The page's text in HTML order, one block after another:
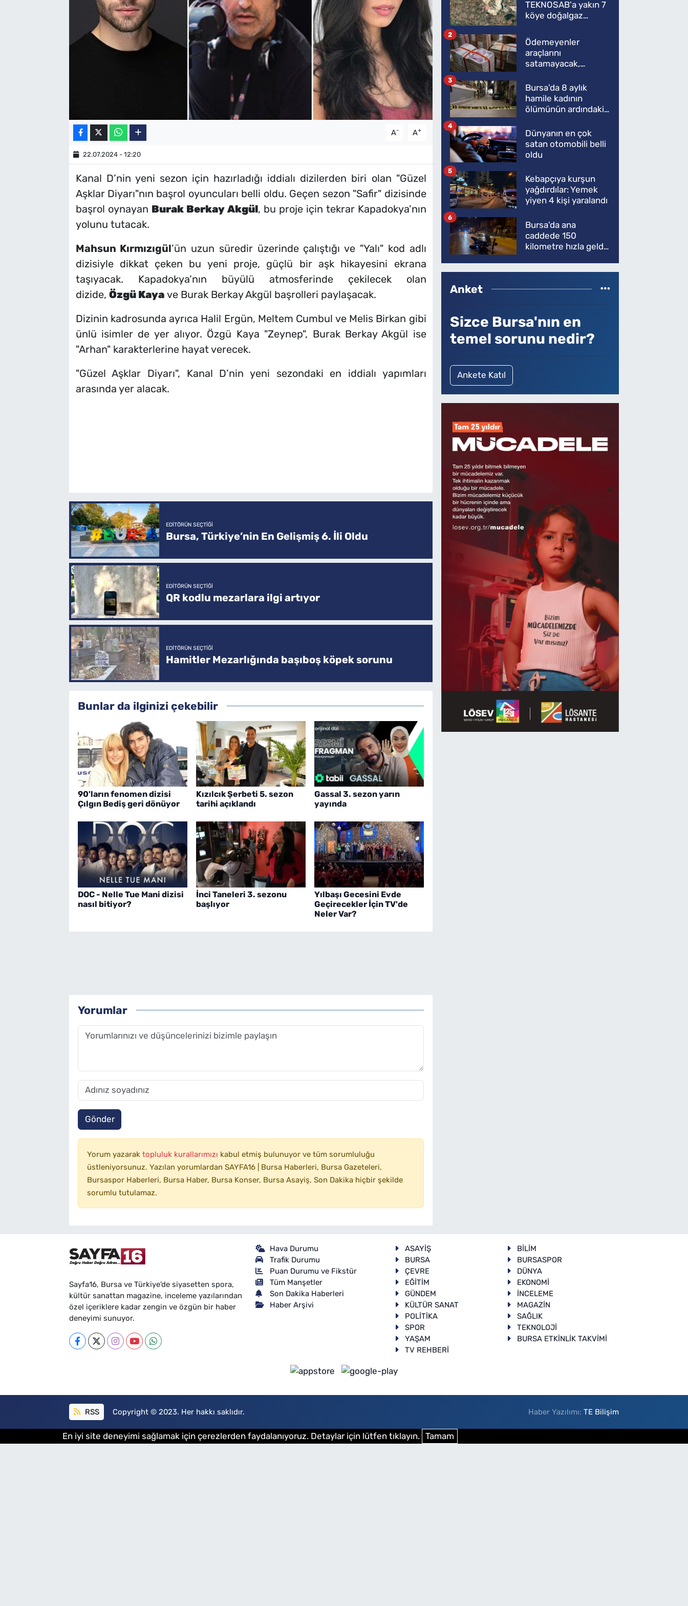
A- A+
22.07.2024 - 12:20
Kanal D’nin yeni sezon için hazırladığı iddialı dizilerden biri olan "Güzel
Aşklar Diyarı"nın başrol oyuncuları belli oldu. Geçen sezon "Safir" dizisinde
başrol oynayan Burak Berkay Akgül, bu proje için tekrar Kapadokya’nın
yolunu tutacak.
Mahsun Kırmızıgül’ün uzun süredir üzerinde çalıştığı ve "Yalı" kod adlı
dizisiyle dikkat çeken bu yeni proje, güçlü bir aşk hikayesini ekrana
taşıyacak. Kapadokya’nın büyülü atmosferinde çekilecek olan
dizide, Özgü Kayave Burak Berkay Akgül başrolleri paylaşacak.
Dizinin kadrosunda ayrıca Halil Ergün, Meltem Cumbul ve Melis Birkan gibi
ünlü isimler de yer alıyor. Özgü Kaya "Zeynep", Burak Berkay Akgül ise
"Arhan" karakterlerine hayat verecek.
"Güzel Aşklar Diyarı", Kanal D’nin yeni sezondaki en iddialı yapımları
arasında yer alacak.
EDITÖRÜN SEÇTIĞI
Bursa, Türkiye’nin En Gelişmiş 6. İli Oldu
EDITÖRÜN SEÇTIĞI
QR kodlu mezarlara ilgi artıyor
EDITÖRÜN SEÇTIĞI
Hamitler Mezarlığında başıboş köpek sorunu
Bunlar da ilginizi çekebilir
90'ların fenomen dizisi
Çılgın Bediş geri dönüyor
Kızılcık Şerbeti 5. sezon
tarihi açıklandı
Gassal 3. sezon yarın
yayında
DOC - Nelle Tue Mani dizisi
nasıl bitiyor?
İnci Taneleri 3. sezonu
başlıyor
Yılbaşı Gecesini Evde
Geçirecekler İçin TV'de
Neler Var?
Yorumlar
Gönder
Yorum yazarak topluluk kurallarımızı kabul etmiş bulunuyor ve tüm sorumluluğu
üstleniyorsunuz. Yazılan yorumlardan SAYFA16 | Bursa Haberleri, Bursa Gazeteleri,
Bursaspor Haberleri, Bursa Haber, Bursa Konser, Bursa Asayiş, Son Dakika hiçbir şekilde
sorumlu tutulamaz.
TEKNOSAB'a yakın 7
köye doğalgaz
Ödemeyenler
araçlarını
satamayacak,
2
Bursa'da 8 aylık
hamile kadının
ölümünün ardındaki
3
Dünyanın en çok
satan otomobili belli
oldu
4
Kebapçıya kurşun
yağdırdılar: Yemek
yiyen 4 kişi yaralandı
5
Bursa'da ana
caddede 150
kilometre hızla geldi,
6
Anket
Sizce Bursa'nın en
temel sorunu nedir?
Ankete Katıl
Sayfa16, Bursa ve Türkiye'de siyasetten spora,
kültür sanattan magazine, inceleme yazılarından
özel içeriklere kadar zengin ve özgün bir haber
deneyimi sunuyor.
Hava Durumu
Trafik Durumu
Puan Durumu ve Fikstür
Tüm Manşetler
Son Dakika Haberleri
Haber Arşivi
ASAYİŞ
BİLİM
BURSA
BURSASPOR
ÇEVRE
DÜNYA
EĞİTİM
EKONOMİ
GÜNDEM
İNCELEME
KÜLTÜR SANAT
MAGAZİN
POLİTİKA
SAĞLIK
SPOR
TEKNOLOJİ
YAŞAM
BURSA ETKİNLİK TAKVİMİ
TV REHBERİ
RSS Copyright © 2023. Her hakkı saklıdır. Haber Yazılımı:TE Bilişim
En iyi site deneyimi sağlamak için çerezlerden faydalanıyoruz. Detaylar için lütfen tıklayın. Tamam
TV REHBERİ